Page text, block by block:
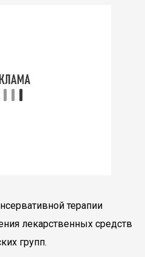
терапии
лекарственных средств
групп.